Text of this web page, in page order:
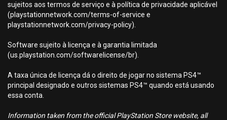
sujeitos aos termos de serviço e à política de privacidade aplicável
(playstationnetwork.com/terms-of-service e
playstationnetwork.com/privacy-policy).
Software sujeito à licença e à garantia limitada
(us.playstation.com/softwarelicense/br).
A taxa única de licença dá o direito de jogar no sistema PS4™
principal designado e outros sistemas PS4™ quando está usando
essa conta.
Information taken from the official PlayStation Store website, all